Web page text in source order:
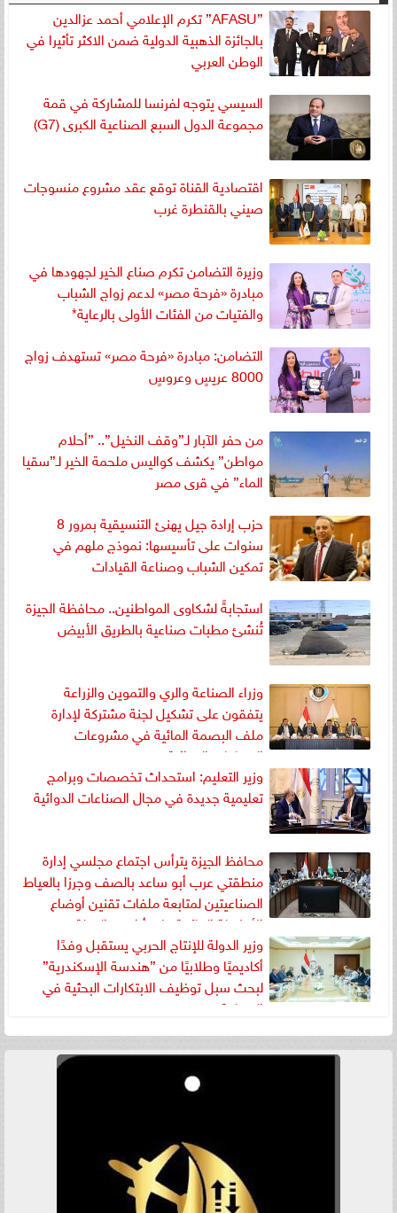
”AFASU” تكرم الإعلامي أحمد عزالدين
بالجائزة الذهبية الدولية ضمن الاكثر تأثيرا في
الوطن العربي
السيسي يتوجه لفرنسا للمشاركة في قمة
مجموعة الدول السبع الصناعية الكبرى (G7)
اقتصادية القناة توقع عقد مشروع منسوجات
صيني بالقنطرة غرب
وزيرة التضامن تكرم صناع الخير لجهودها في
مبادرة «فرحة مصر» لدعم زواج الشباب
والفتيات من الفئات الأولى بالرعاية*
التضامن: مبادرة «فرحة مصر» تستهدف زواج
8000 عريسٍ وعروسٍ
من حفر الآبار لـ”وقف النخيل”.. ”أحلام
مواطن” يكشف كواليس ملحمة الخير لـ”سقيا
الماء” في قرى مصر
حزب إرادة جيل يهنئ التنسيقية بمرور 8
سنوات على تأسيسها: نموذج ملهم في
تمكين الشباب وصناعة القيادات
استجابةً لشكاوى المواطنين.. محافظة الجيزة
تُنشئ مطبات صناعية بالطريق الأبيض
وزراء الصناعة والري والتموين والزراعة
يتفقون على تشكيل لجنة مشتركة لإدارة
ملف البصمة المائية في مشروعات
الصناعات الغذائية
وزير التعليم: استحداث تخصصات وبرامج
تعليمية جديدة في مجال الصناعات الدوائية
محافظ الجيزة يترأس اجتماع مجلسي إدارة
منطقتي عرب أبو ساعد بالصف وجرزا بالعياط
الصناعيتين لمتابعة ملفات تقنين أوضاع
الأنشطة القائمة على أراضي الدولة
وزير الدولة للإنتاج الحربي يستقبل وفدًا
أكاديميًا وطلابيًا من ”هندسة الإسكندرية”
لبحث سبل توظيف الابتكارات البحثية في
الصناعة